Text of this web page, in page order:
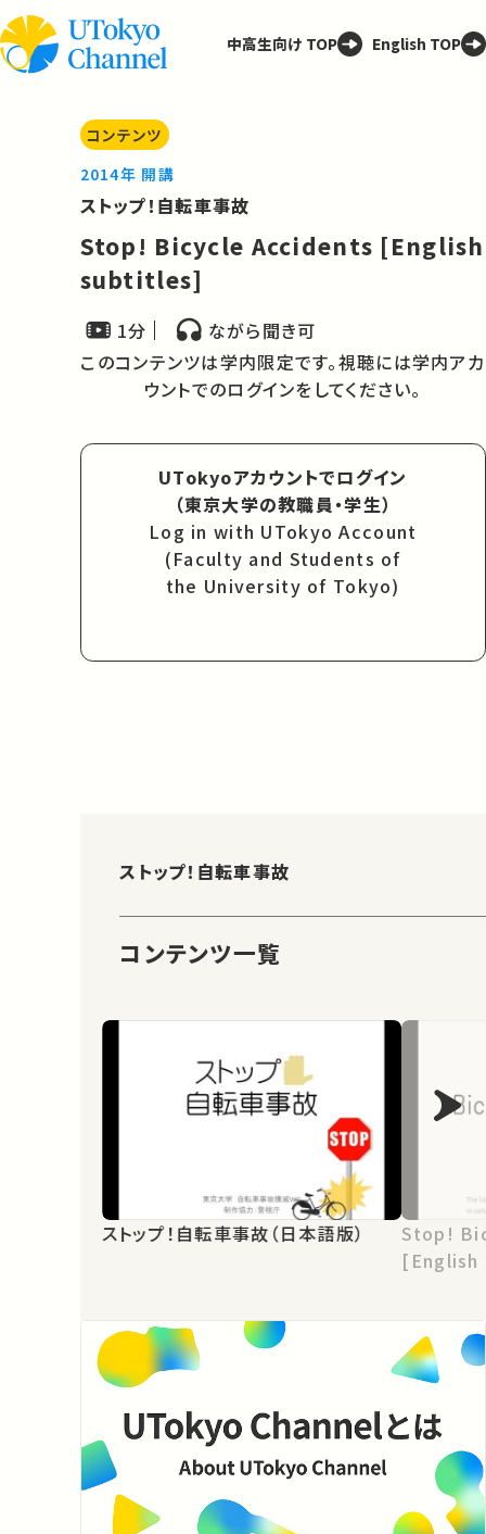
中高生向け TOP English TOP
コンテンツ
2014年 開講
ストップ！自転車事故
Stop! Bicycle Accidents [English
subtitles]
1分
ながら聞き可
このコンテンツは学内限定です。視聴には学内アカ
ウントでのログインをしてください。
UTokyoアカウントでログイン
（東京大学の教職員・学生）
Log in with UTokyo Account
(Faculty and Students of
the University of Tokyo)
ストップ！自転車事故
コンテンツ一覧
ストップ！自転車事故（日本語版）
Stop!